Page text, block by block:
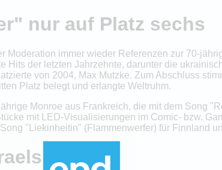
nur auf Platz sechs
immer wieder Referenzen zur 70-
Hits der letzten Jahrzehnte, darunter die
von 2004, Max Mutzke. Zum Abschluss
Platz belegt und erlangte Weltruhm.
Monroe aus Frankreich, die mit dem Song
mit LED-Visualisierungen im Comic- bzw.
"Liekinheitin" (Flammenwerfer) für Finnland